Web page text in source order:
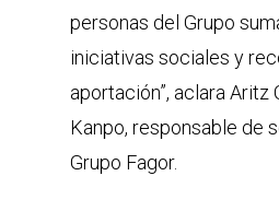
personas del Grupo
iniciativas sociales y
aportación”, aclara Aritz
Kanpo, responsable de
Grupo Fagor.